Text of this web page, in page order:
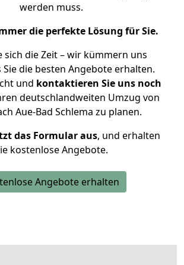
werden muss.
die perfekte Lösung für Sie.
sich die Zeit – wir kümmern uns
die besten Angebote erhalten.
und kontaktieren Sie uns noch
deutschlandweiten Umzug von
Aue-Bad Schlema zu planen.
das Formular aus, und erhalten
kostenlose Angebote.
Angebote erhalten